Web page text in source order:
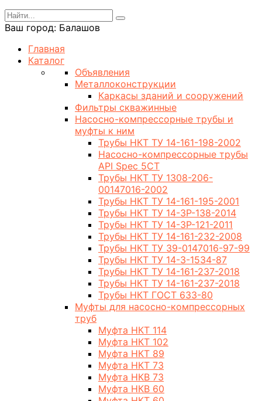
Ваш город: Балашов
Главная
Каталог
Объявления
Металлоконструкции
Каркасы зданий и сооружений
Фильтры скважинные
Насосно-компрессорные трубы и
муфты к ним
Трубы НКТ ТУ 14-161-198-2002
Насосно-компрессорные трубы
API Spec 5CT
Трубы НКТ ТУ 1308-206-
00147016-2002
Трубы НКТ ТУ 14-161-195-2001
Трубы НКТ ТУ 14-3Р-138-2014
Трубы НКТ ТУ 14-3Р-121-2011
Трубы НКТ ТУ 14-161-232-2008
Трубы НКТ ТУ 39-0147016-97-99
Трубы НКТ ТУ 14-3-1534-87
Трубы НКТ ТУ 14-161-237-2018
Трубы НКТ ТУ 14-161-237-2018
Трубы НКТ ГОСТ 633-80
Муфты для насосно-компрессорных
труб
Муфта НКТ 114
Муфта НКТ 102
Муфта НКТ 89
Муфта НКТ 73
Муфта НКВ 73
Муфта НКВ 60